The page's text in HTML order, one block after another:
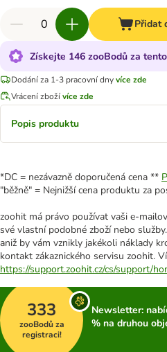
Přidat
Získejte 146 zooBodů za
Dodání za 1-3 pracovní dnyvíce zde
Vrácení zbožívíce zde
Popis produktu
*DC = nezávazně doporučená cena **
"běžně" = Nejnižší cena produktu za
zoohit má právo používat vaši e-
své vlastní podobné zboží nebo
aniž by vám vznikly jakékoli náklady
kontakt zákaznického servisu zoohit.
https://support.zoohit.cz/cs/support/
333
zooBodů za
registraci!
Newsletter:
% na druhou